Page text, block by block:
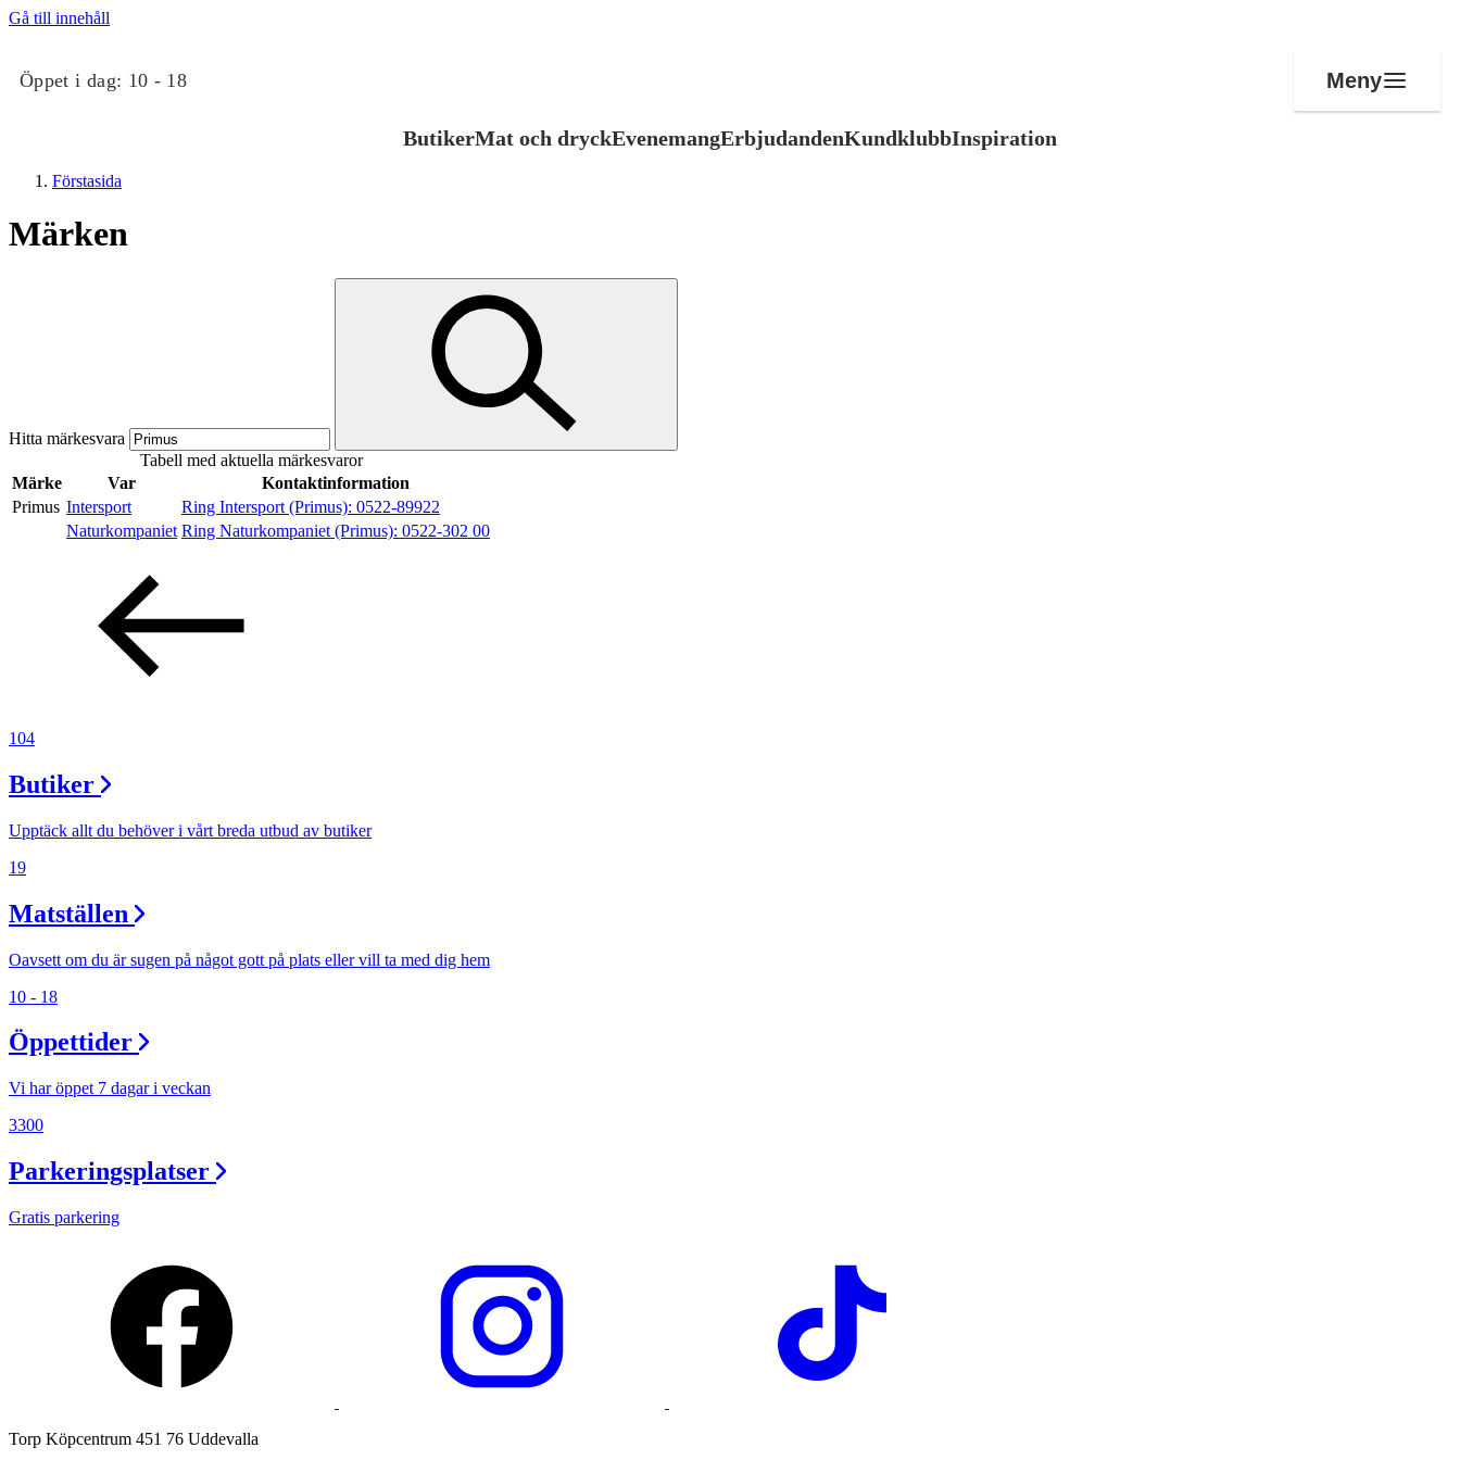
Gå till innehåll
Öppet i dag: 10 - 18 Meny
ButikerMat och dryckEvenemangErbjudandenKundklubbInspiration
Mat och dryck
Evenemang
Erbjudanden
Kundklubb
Inspiration
Sök
Presentkort
Min Shopping-app
Förstasida
Märken
Hitta märkesvara
Tabell med aktuella märkesvaror
Märke
Var
Kontaktinformation
Primus Intersport Ring Intersport (Primus): 0522-89922
Naturkompaniet Ring Naturkompaniet (Primus): 0522-302 00
104
Butiker
Upptäck allt du behöver i vårt breda utbud av butiker
19
Matställen
Oavsett om du är sugen på något gott på plats eller vill ta med dig hem
10 - 18
Öppettider
Vi har öppet 7 dagar i veckan
3300
Parkeringsplatser
Gratis parkering
Torp Köpcentrum 451 76 Uddevalla